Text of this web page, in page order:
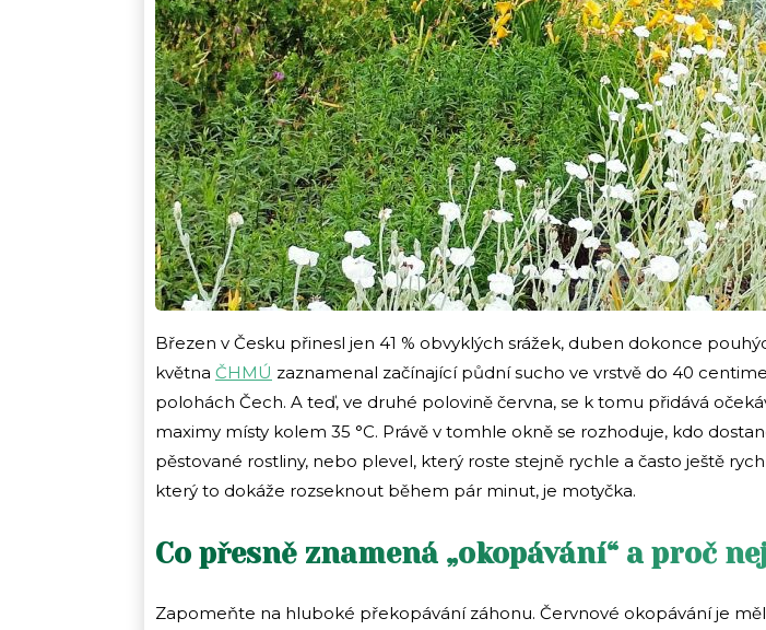
Březen v Česku přinesl jen 41 % obvyklých srážek, duben dokonce
května ČHMÚ zaznamenal začínající půdní sucho ve vrstvě do 40
polohách Čech. A teď, ve druhé polovině června, se k tomu přidává
maximy místy kolem 35 °C. Právě v tomhle okně se rozhoduje, kdo
pěstované rostliny, nebo plevel, který roste stejně rychle a často ještě
který to dokáže rozseknout během pár minut, je motyčka.
Co přesně znamená „okopávání“ a proč
Zapomeňte na hluboké překopávání záhonu. Červnové okopávání je